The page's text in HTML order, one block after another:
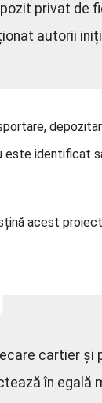
privat de
autorii
identificat
acest
cartier și
în